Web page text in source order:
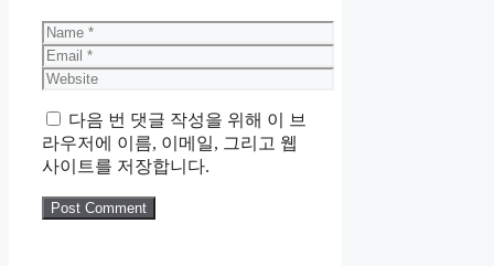
Name
Email
Website
다음 번 댓글 작성을 위해 이 브
라우저에 이름, 이메일, 그리고 웹
사이트를 저장합니다.